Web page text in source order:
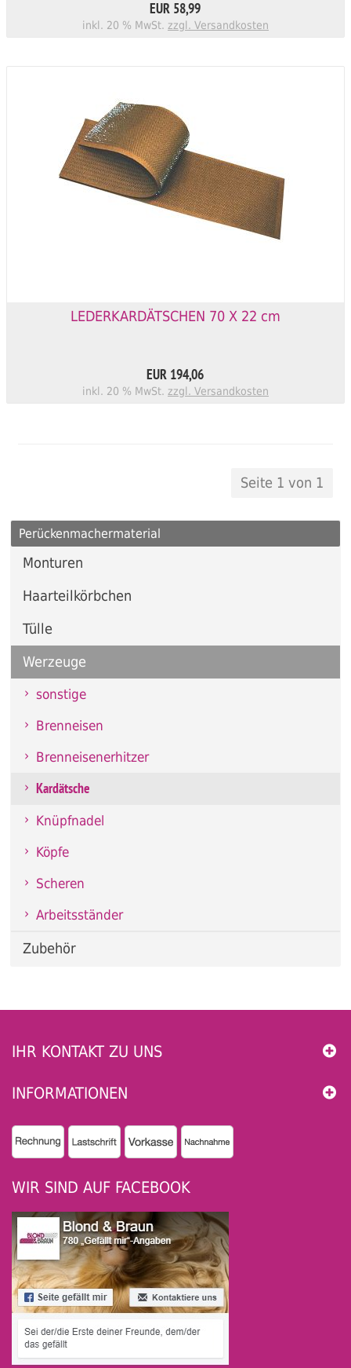
EUR 58,99
inkl. 20 % MwSt. zzgl. Versandkosten
LEDERKARDÄTSCHEN 70 X 22 cm
EUR 194,06
inkl. 20 % MwSt. zzgl. Versandkosten
Seite 1 von 1
Perückenmachermaterial
Monturen
Haarteilkörbchen
Tülle
Werzeuge
sonstige
Brenneisen
Brenneisenerhitzer
Kardätsche
Knüpfnadel
Köpfe
Scheren
Arbeitsständer
Zubehör
IHR KONTAKT ZU UNS
INFORMATIONEN
WIR SIND AUF FACEBOOK